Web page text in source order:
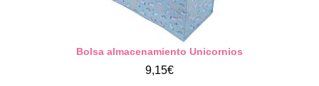
Bolsa almacenamiento Unicornios
9,15€